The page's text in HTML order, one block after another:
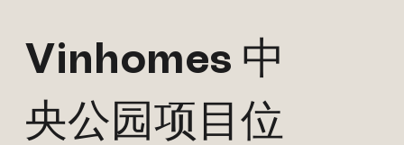
Vinhomes 中
央公园项目位